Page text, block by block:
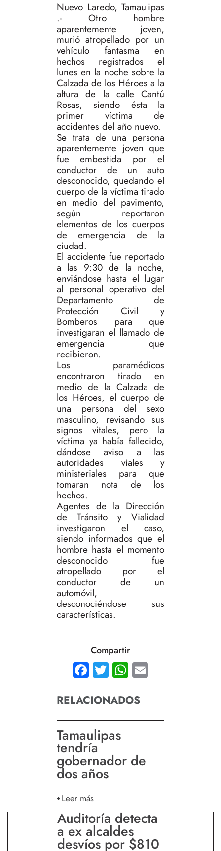
Nuevo Laredo, Tamaulipas
.- Otro hombre
aparentemente joven,
murió atropellado por un
vehículo fantasma en
hechos registrados el
lunes en la noche sobre la
Calzada de los Héroes a la
altura de la calle Cantú
Rosas, siendo ésta la
primer víctima de
accidentes del año nuevo.
Se trata de una persona
aparentemente joven que
fue embestida por el
conductor de un auto
desconocido, quedando el
cuerpo de la víctima tirado
en medio del pavimento,
según reportaron
elementos de los cuerpos
de emergencia de la
ciudad.
El accidente fue reportado
a las 9:30 de la noche,
enviándose hasta el lugar
al personal operativo del
Departamento de
Protección Civil y
Bomberos para que
investigaran el llamado de
emergencia que
recibieron.
Los paramédicos
encontraron tirado en
medio de la Calzada de
los Héroes, el cuerpo de
una persona del sexo
masculino, revisando sus
signos vitales, pero la
víctima ya había fallecido,
dándose aviso a las
autoridades viales y
ministeriales para que
tomaran nota de los
hechos.
Agentes de la Dirección
de Tránsito y Vialidad
investigaron el caso,
siendo informados que el
hombre hasta el momento
desconocido fue
atropellado por el
conductor de un
automóvil,
desconociéndose sus
características.
Compartir
Facebook
TwitterWhatsApp
RELACIONADOS
Tamaulipas
tendría
gobernador de
dos años
Leer más
Auditoría detecta
a ex alcaldes
desvíos por $810